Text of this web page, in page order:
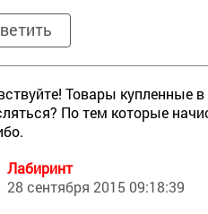
Товары купленные
По тем которые
Лабиринт
28 сентября 2015 09:18:39